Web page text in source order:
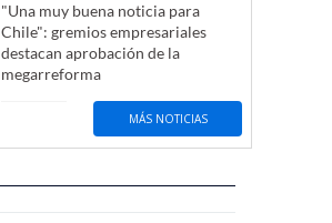
"Una muy buena noticia para
Chile": gremios empresariales
destacan aprobación de la
megarreforma
MÁS NOTICIAS